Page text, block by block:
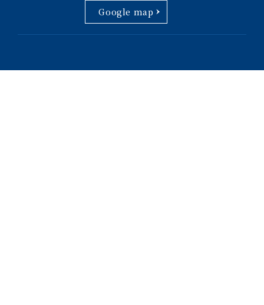
Google map